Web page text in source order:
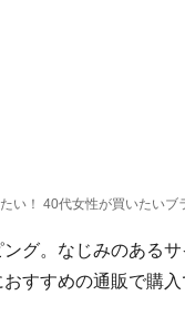
い！ 40代女性が買いたいブ
ング。なじみのある
すすめの通販で購